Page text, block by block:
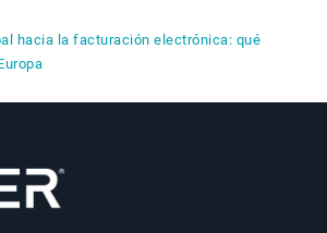
hacia la facturación electrónica: qué